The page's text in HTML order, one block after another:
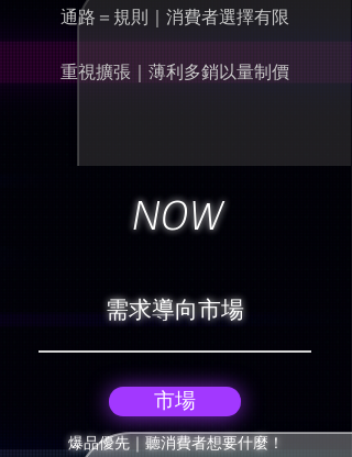
重視擴張｜薄利多銷以量制價
通路＝規則｜消費者選擇有限
NOW
​需求導向市場
爆品優先｜聽消費者想要什麼！
市場